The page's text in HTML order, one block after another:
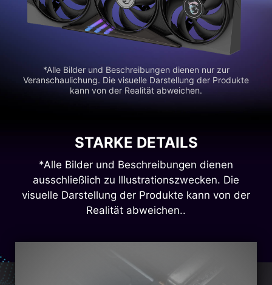
*Alle Bilder und Beschreibungen dienen nur zur
Veranschaulichung. Die visuelle Darstellung der Produkte
kann von der Realität abweichen.
STARKE DETAILS
*Alle Bilder und Beschreibungen dienen
ausschließlich zu Illustrationszwecken. Die
visuelle Darstellung der Produkte kann von der
Realität abweichen..